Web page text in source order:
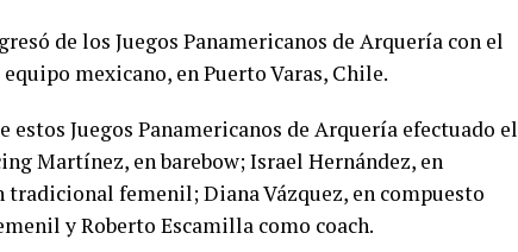
de los Juegos Panamericanos de Arquería con el
mexicano, en Puerto Varas, Chile.
estos Juegos Panamericanos de Arquería efectuado el
Martínez, en barebow; Israel Hernández, en
femenil; Diana Vázquez, en compuesto
y Roberto Escamilla como coach.